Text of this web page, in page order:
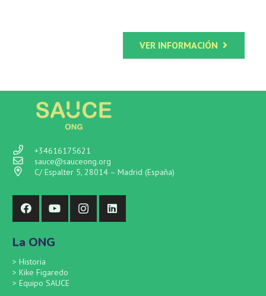
VER INFORMACIÓN
+34616175621
sauce@sauceong.org
C/ Espalter 5, 28014 – Madrid (España)
La ONG
> Historia
> Kike Figaredo
> Equipo SAUCE